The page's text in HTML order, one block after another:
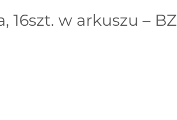
16szt. w arkuszu – BZ